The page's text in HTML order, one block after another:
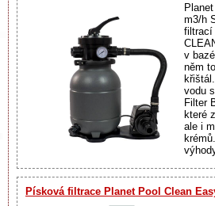
m3/h
filtrací
v
něm
vodu
Filter
které
ale i
Písková filtrace Planet Pool Clean